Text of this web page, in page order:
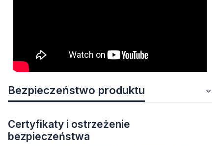
Bezpieczeństwo produktu
Certyfikaty i ostrzeżenie
bezpieczeństwa